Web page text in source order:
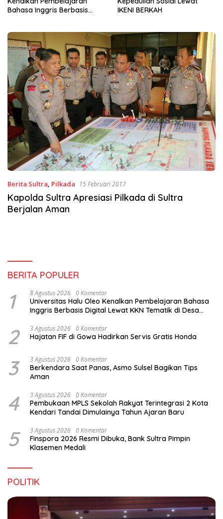
IKENI BERKAH
BWS Sulawesi IV Perkuat
Berita Sultra, Pilkada 15 Februari 2017
Kapolda Sultra Apresiasi Pilkada di Sultra
Berjalan Aman
BERITA POPULER
1 8 Agustus 2026 0 Komentar
Universitas Halu Oleo Kenalkan Pembelajaran Bahasa
Inggris Berbasis Digital Lewat KKN Tematik di Desa
2 3 Agustus 2026 0 Komentar
Hajatan FIF di Gowa Hadirkan Servis Gratis Honda
3 3 Agustus 2026 0 Komentar
Berkendara Saat Panas, Asmo Sulsel Bagikan Tips
Aman
4 3 Agustus 2026 0 Komentar
Pembukaan MPLS Sekolah Rakyat Terintegrasi 2 Kota
Kendari Tandai Dimulainya Tahun Ajaran Baru
5 3 Agustus 2026 0 Komentar
Finspora 2026 Resmi Dibuka, Bank Sultra Pimpin
Klasemen Medali
POLITIK